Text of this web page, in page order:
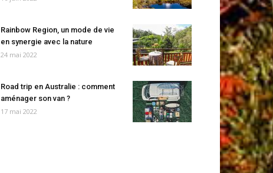
Rainbow Region, un mode de vie
en synergie avec la nature
24 mai 2022
Road trip en Australie : comment
aménager son van ?
17 mai 2022